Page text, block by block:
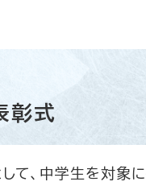
彰式
て、中学生を対象